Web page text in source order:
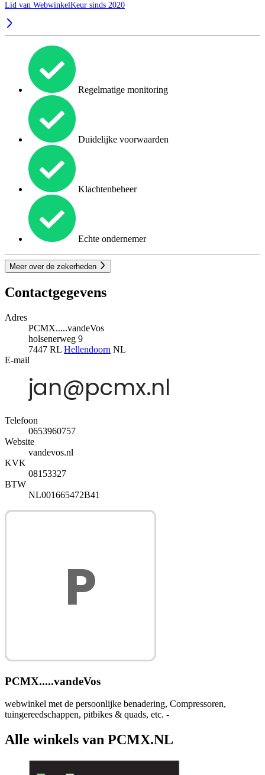
Lid van WebwinkelKeur sinds 2020
Regelmatige monitoring
Duidelijke voorwaarden
Klachtenbeheer
Echte ondernemer
Meer over de zekerheden
Contactgegevens
Adres
PCMX.....vandeVos
holsenerweg 9
7447 RL Hellendoorn NL
E-mail
Telefoon
0653960757
Website
vandevos.nl
KVK
08153327
BTW
NL001665472B41
PCMX.....vandeVos
webwinkel met de persoonlijke benadering, Compressoren,
tuingereedschappen, pitbikes & quads, etc. -
Alle winkels van PCMX.NL